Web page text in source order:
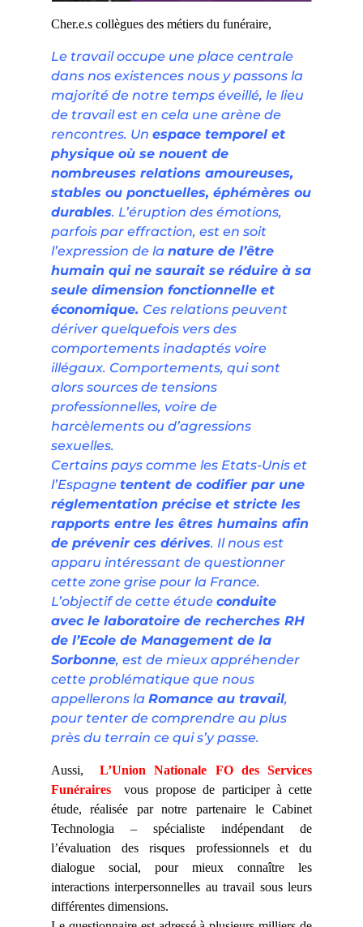
Cher.e.s collègues des métiers du funéraire,
Le travail occupe une place centrale
dans nos existences nous y passons la
majorité de notre temps éveillé, le lieu
de travail est en cela une arène de
rencontres. Un espace temporel et
physique où se nouent de
nombreuses relations amoureuses,
stables ou ponctuelles, éphémères ou
durables. L’éruption des émotions,
parfois par effraction, est en soit
l’expression de la nature de l’être
humain qui ne saurait se réduire à sa
seule dimension fonctionnelle et
économique. Ces relations peuvent
dériver quelquefois vers des
comportements inadaptés voire
illégaux. Comportements, qui sont
alors sources de tensions
professionnelles, voire de
harcèlements ou d’agressions
sexuelles.
Certains pays comme les Etats-Unis et
l’Espagne tentent de codifier par une
réglementation précise et stricte les
rapports entre les êtres humains afin
de prévenir ces dérives. Il nous est
apparu intéressant de questionner
cette zone grise pour la France.
L’objectif de cette étude conduite
avec le laboratoire de recherches RH
de l’Ecole de Management de la
Sorbonne, est de mieux appréhender
cette problématique que nous
appellerons la Romance au travail,
pour tenter de comprendre au plus
près du terrain ce qui s’y passe.
Aussi,L’Union Nationale FO des Services
Funérairesvous propose de participer à cette
étude, réalisée par notre partenaire le Cabinet
Technologia – spécialiste indépendant de
l’évaluation des risques professionnels et du
dialogue social, pour mieux connaître les
interactions interpersonnelles au travail sous leurs
différentes dimensions.